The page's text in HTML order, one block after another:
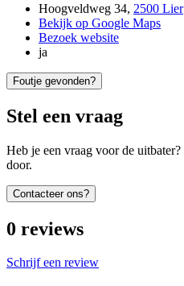
Hoogveldweg 34, 2500 Lier
Bekijk op Google Maps
Bezoek website
ja
Foutje gevonden?
Stel een vraag
Heb je een vraag voor de
door.
Contacteer ons?
0 reviews
Schrijf een review